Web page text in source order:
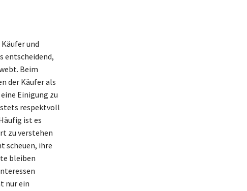
und
entscheidend,
Beim
der Käufer als
Einigung zu
respektvoll
ist es
zu verstehen
scheuen, ihre
bleiben
nur ein